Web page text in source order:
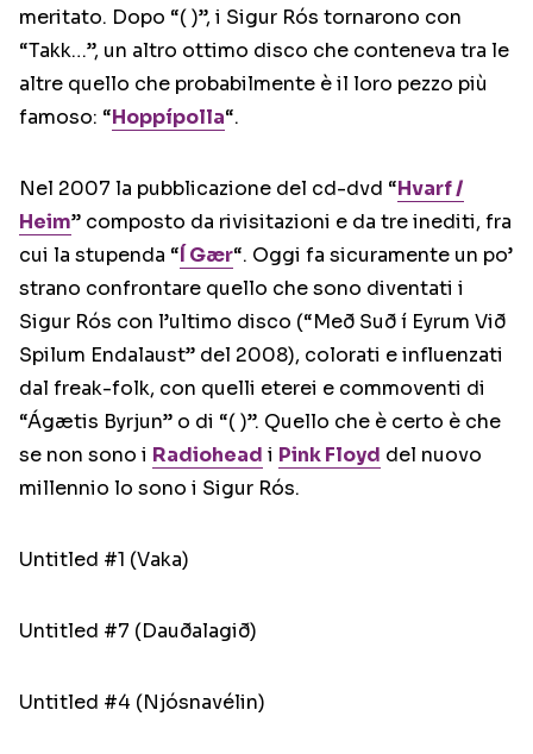
meritato. Dopo “( )”, i Sigur Rós tornarono con
“Takk…”, un altro ottimo disco che conteneva tra le
altre quello che probabilmente è il loro pezzo più
famoso: “Hoppípolla“.
Nel 2007 la pubblicazione del cd-dvd “Hvarf /
Heim” composto da rivisitazioni e da tre inediti, fra
cui la stupenda “Í Gær“. Oggi fa sicuramente un po’
strano confrontare quello che sono diventati i
Sigur Rós con l’ultimo disco (“Með Suð í Eyrum Við
Spilum Endalaust” del 2008), colorati e influenzati
dal freak-folk, con quelli eterei e commoventi di
“Ágætis Byrjun” o di “( )”. Quello che è certo è che
se non sono i Radiohead i Pink Floyd del nuovo
millennio lo sono i Sigur Rós.
Untitled #1 (Vaka)
Untitled #7 (Dauðalagið)
Untitled #4 (Njósnavélin)